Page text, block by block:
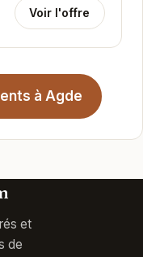
Voir l'offre
à Agde
et
de